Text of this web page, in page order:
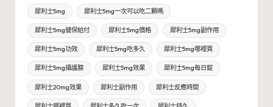
犀利士5mg 犀利士5mg一次可以吃二顆嗎
犀利士5mg健保給付 犀利士5mg價格 犀利士5mg副作用
犀利士5mg功效 犀利士5mg吃多久 犀利士5mg哪裡買
犀利士5mg攝護腺 犀利士5mg效果 犀利士5mg每日錠
犀利士20mg效果 犀利士副作用 犀利士反應時間